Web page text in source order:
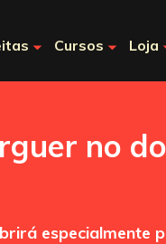
Cursos Loja
no
especialmente